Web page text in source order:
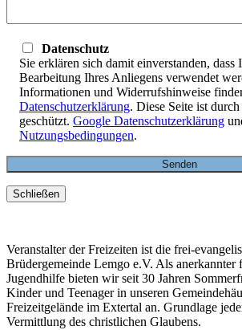
Datenschutz
Sie erklären sich damit einverstanden, dass
Bearbeitung Ihres Anliegens verwendet
Informationen und Widerrufshinweise
Datenschutzerklärung. Diese Seite ist
geschützt. Google Datenschutzerklärung
Nutzungsbedingungen.
Schließen
Veranstalter der Freizeiten ist die frei-
Brüdergemeinde Lemgo e.V. Als anerkannter
Jugendhilfe bieten wir seit 30 Jahren
Kinder und Teenager in unseren
Freizeitgelände im Extertal an. Grundlage
Vermittlung des christlichen Glaubens.